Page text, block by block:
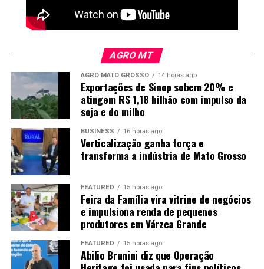
Foto: Mayke Toscano/Secom-MT
Logística pesa na competitividade
Quanto maior a produção industrial, maior também é a
necessidade de encontrar mercados fora do estado. No
caso do etanol, a previsão é produzir 8,4 bilhões de
litros neste ano, mas apenas 1,1 bilhão deve ser
consumido em Mato Grosso. Os outros 7,3 bilhões
precisam ser transportados para outros mercados.
Nos subprodutos, a posição dezembro do farelo fechou
tonelada. No óleo, os contratos com vencimento em
dezembro fecharam a 67,88 centavos de dólar, com
ganho de 0,51 centavo ou 0,75%.
O postSoja: veja como ficaram as cotações no
fechamento de hoje
AGRO MT
AGRO MATO GROSSO 14 horas ago
Exportações de Sinop sobem 20% e
atingem R$ 1,18 bilhão com impulso da
soja e do milho
BUSINESS 16 horas ago
Verticalização ganha força e
transforma a indústria de Mato Grosso
FEATURED 15 horas ago
Feira da Família vira vitrine de negócios
e impulsiona renda de pequenos
produtores em Várzea Grande
FEATURED 15 horas ago
Abilio Brunini diz que Operação